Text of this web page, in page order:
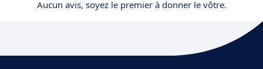
Aucun avis, soyez le premier à donner le vôtre.